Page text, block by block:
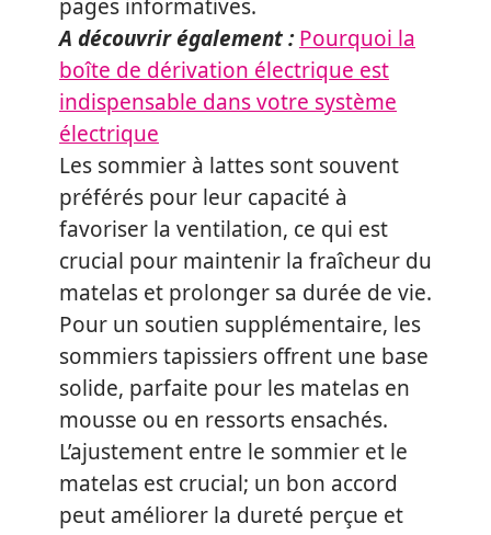
pages informatives.
A découvrir également : Pourquoi la
boîte de dérivation électrique est
indispensable dans votre système
électrique
Les sommier à lattes sont souvent
préférés pour leur capacité à
favoriser la ventilation, ce qui est
crucial pour maintenir la fraîcheur du
matelas et prolonger sa durée de vie.
Pour un soutien supplémentaire, les
sommiers tapissiers offrent une base
solide, parfaite pour les matelas en
mousse ou en ressorts ensachés.
L’ajustement entre le sommier et le
matelas est crucial; un bon accord
peut améliorer la dureté perçue et